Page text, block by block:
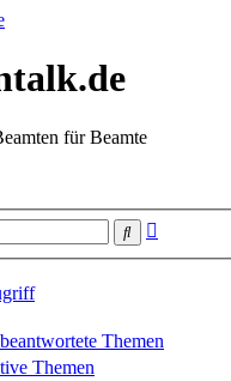
für Beamte
Suche
Themen
Themen